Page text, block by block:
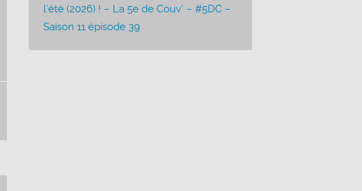
l’été (2026) ! – La 5e de Couv’ – #5DC –
Saison 11 épisode 39